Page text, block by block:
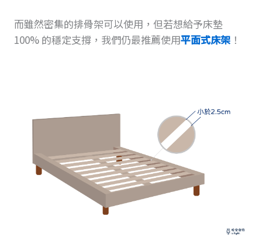
而雖然密集的排骨架可以使用，但若想給予床墊
100% 的穩定支撐，我們仍最推薦使用平面式床架！